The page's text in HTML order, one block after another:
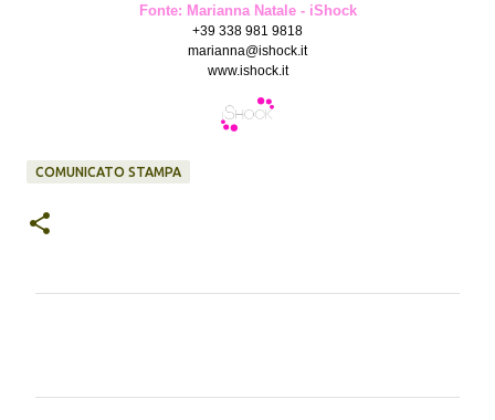
Fonte: Marianna Natale - iShock
+39 338 981 9818
marianna@ishock.it
www.ishock.it
COMUNICATO STAMPA